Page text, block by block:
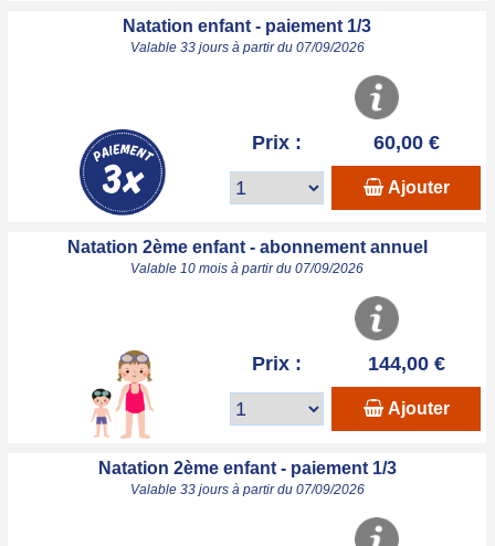
Natation enfant - paiement 1/3
Valable 33 jours à partir du 07/09/2026
Prix : 60,00 €
Ajouter
Natation 2ème enfant - abonnement annuel
Valable 10 mois à partir du 07/09/2026
Prix : 144,00 €
Ajouter
Natation 2ème enfant - paiement 1/3
Valable 33 jours à partir du 07/09/2026